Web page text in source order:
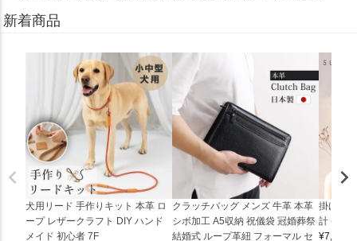
新着商品
犬用リード 手作りキット 本革 ロ
ープ レザークラフト DIY ハンド
メイド 初心者 7F
クラッチバッグ メンズ 牛革 本革
シボ加工 A5収納 祝儀袋 冠婚葬祭
結婚式 ループ革紐 フォーマル セ
掛け時
計
¥7,150